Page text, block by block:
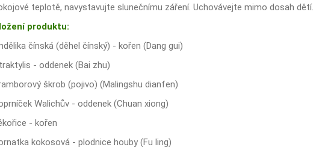
teplotě, navystavujte slunečnímu záření. Uchovávejte mimo dosah dětí.
produktu:
čínská (děhel čínský) - kořen (Dang gui)
- oddenek (Bai zhu)
škrob (pojivo) (Malingshu dianfen)
Walichův - oddenek (Chuan xiong)
- kořen
kokosová - plodnice houby (Fu ling)